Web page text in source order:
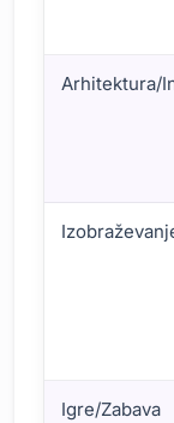
Arhitektura/
Igre/Zabava